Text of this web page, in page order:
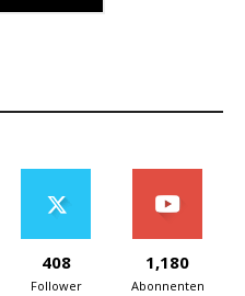
408
Follower
1,180
Abonnenten